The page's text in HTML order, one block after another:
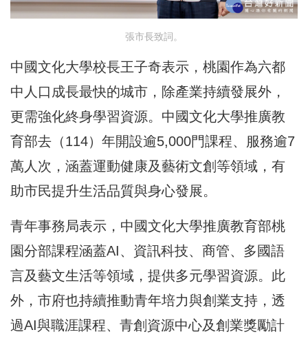
張市長致詞。
中國文化大學校長王子奇表示，桃園作為六都
中人口成長最快的城市，除產業持續發展外，
更需強化終身學習資源。中國文化大學推廣教
育部去（114）年開設逾5,000門課程、服務逾7
萬人次，涵蓋運動健康及藝術文創等領域，有
助市民提升生活品質與身心發展。
青年事務局表示，中國文化大學推廣教育部桃
園分部課程涵蓋AI、資訊科技、商管、多國語
言及藝文生活等領域，提供多元學習資源。此
外，市府也持續推動青年培力與創業支持，透
過AI與職涯課程、青創資源中心及創業獎勵計